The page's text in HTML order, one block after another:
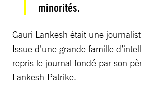
minorités.
Gauri Lankesh était une
Issue d’une grande famille
repris le journal fondé par son
Lankesh Patrike.